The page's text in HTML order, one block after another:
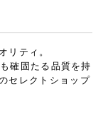
リティ。
確固たる品質を持
セレクトショップ